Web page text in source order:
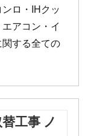
ロ・IHクッ
アコン・イ
する全ての
工事 ノ